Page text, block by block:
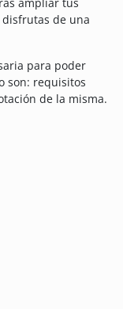
de una
para poder
son: requisitos
de la misma.